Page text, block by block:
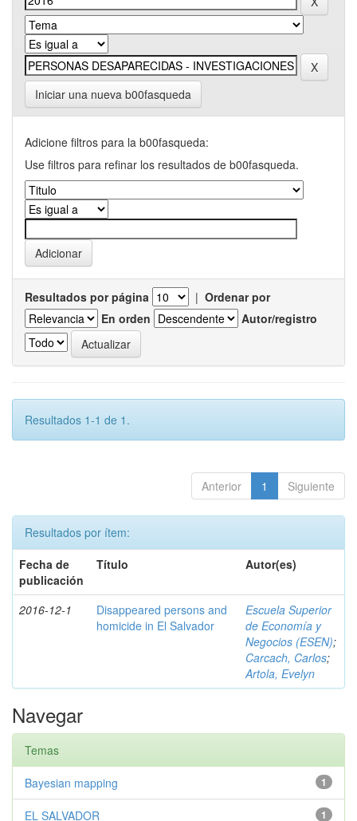
Iniciar una nueva b00fasqueda
Adicione filtros para la b00fasqueda:
Use filtros para refinar los resultados de b00fasqueda.
Resultados por página | Ordenar por
En orden
Autor/registro
Resultados 1-1 de 1.
Anterior 1 Siguiente
Resultados por ítem:
Fecha de
publicación
Título Autor(es)
2016-12-1
Disappeared persons and
homicide in El Salvador
Escuela Superior
de Economía y
Negocios (ESEN);
Carcach, Carlos;
Artola, Evelyn
Navegar
Temas
1
Bayesian mapping
1
EL SALVADOR